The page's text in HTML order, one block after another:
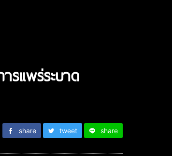
รแพร่ระบาด
share tweet share